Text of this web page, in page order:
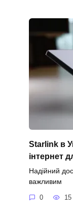
Starlink в
інтернет
Надійний
важливим
0 15